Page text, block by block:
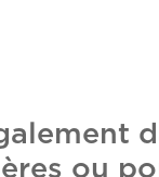
ou